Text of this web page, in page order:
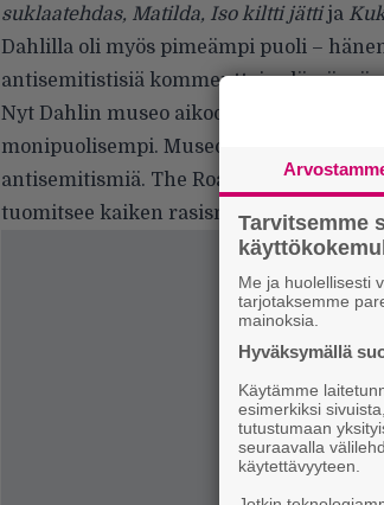
suklaatehdas, Matilda, Iso kiltti jättija
Dahlilla oli myös pimeämpi puoli –
antisemitistisiä kommentteja elämänsä
Nyt Dahlin museo aikoo taistella
monipuolisempi. Museon henkilökunta
antisemitismiä. The Roald Dahl
tuomitsee kaiken rasismin kaikkia
Tarvitsemme
Me ja huolellisesti
tarjotaksemme
mainoksia.
Hyväksymällä
Käytämme
esimerkiksi
tutustumaan
seuraavalla
käytettävyyteen.